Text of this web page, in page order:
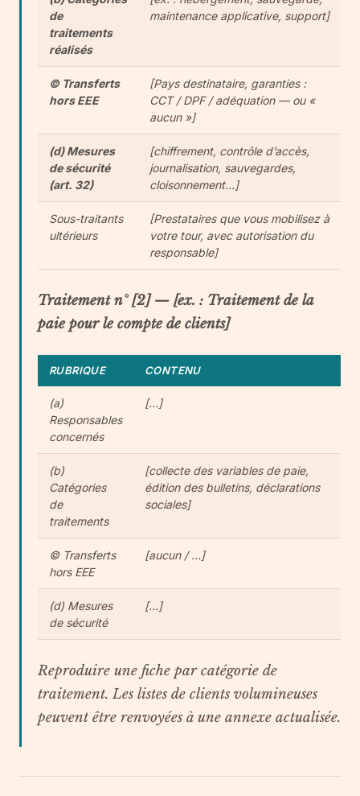
de
traitements
réalisés
maintenance applicative, support]
© Transferts
hors EEE
[Pays destinataire, garanties :
CCT / DPF / adéquation — ou «
aucun »]
(d) Mesures
de sécurité
(art. 32)
[chiffrement, contrôle d’accès,
journalisation, sauvegardes,
cloisonnement…]
Sous-traitants
ultérieurs
[Prestataires que vous mobilisez à
votre tour, avec autorisation du
responsable]
Traitement n° [2] — [ex. : Traitement de la
paie pour le compte de clients]
RUBRIQUE CONTENU
(a)
Responsables
concernés
[…]
(b)
Catégories
de
traitements
[collecte des variables de paie,
édition des bulletins, déclarations
sociales]
© Transferts
hors EEE
[aucun / …]
(d) Mesures
de sécurité
[…]
Reproduire une fiche par catégorie de
traitement. Les listes de clients volumineuses
peuvent être renvoyées à une annexe actualisée.